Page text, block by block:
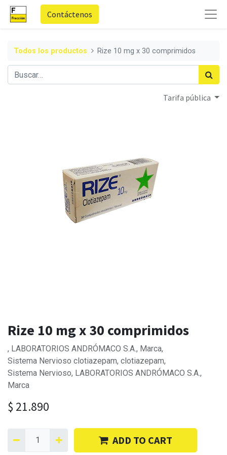
Contáctenos
Todos los productos Rize 10 mg x 30 comprimidos
Tarifa pública
Rize 10 mg x 30 comprimidos
, LABORATORIOS ANDRÓMACO S.A., Marca,
Sistema Nervioso clotiazepam, clotiazepam,
Sistema Nervioso, LABORATORIOS ANDRÓMACO S.A.,
Marca
$ 21.890
ADD TO CART